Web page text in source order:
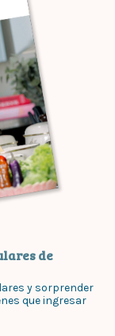
de
y sorprender
que ingresar